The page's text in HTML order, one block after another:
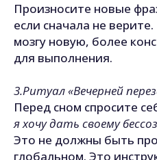
Произносите новые
если сначала не
мозгу новую, более
для выполнения.
3.Ритуал «Вечерней
Перед сном спросите
я хочу дать своему
Это не должны быть
глобальном. Это